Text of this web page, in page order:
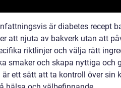
är diabetes recept
att njuta av bakverk utan att
riktlinjer och välja rätt
smaker och skapa nyttiga och
är ett sätt att ta kontroll över sin